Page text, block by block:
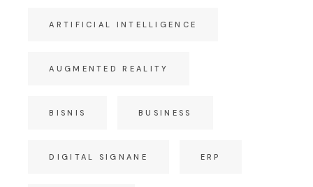
ARTIFICIAL INTELLIGENCE
AUGMENTED REALITY
BISNIS BUSINESS
DIGITAL SIGNANE ERP